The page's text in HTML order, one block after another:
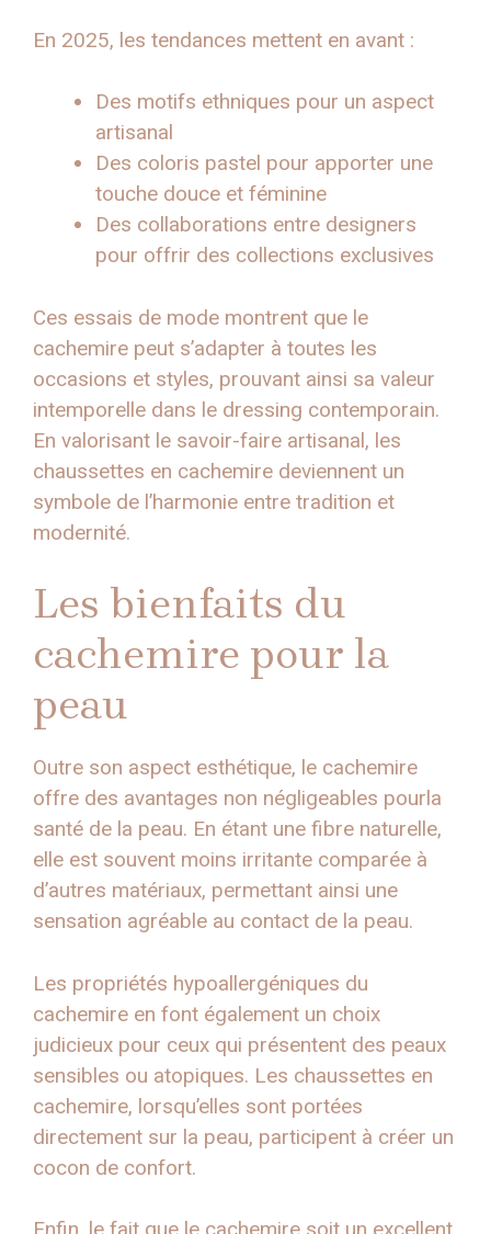
En 2025, les tendances mettent en avant :
Des motifs ethniques pour un aspect
artisanal
Des coloris pastel pour apporter une
touche douce et féminine
Des collaborations entre designers
pour offrir des collections exclusives
Ces essais de mode montrent que le
cachemire peut s’adapter à toutes les
occasions et styles, prouvant ainsi sa valeur
intemporelle dans le dressing contemporain.
En valorisant le savoir-faire artisanal, les
chaussettes en cachemire deviennent un
symbole de l’harmonie entre tradition et
modernité.
Les bienfaits du
cachemire pour la
peau
Outre son aspect esthétique, le cachemire
offre des avantages non négligeables pourla
santé de la peau. En étant une fibre naturelle,
elle est souvent moins irritante comparée à
d’autres matériaux, permettant ainsi une
sensation agréable au contact de la peau.
Les propriétés hypoallergéniques du
cachemire en font également un choix
judicieux pour ceux qui présentent des peaux
sensibles ou atopiques. Les chaussettes en
cachemire, lorsqu’elles sont portées
directement sur la peau, participent à créer un
cocon de confort.